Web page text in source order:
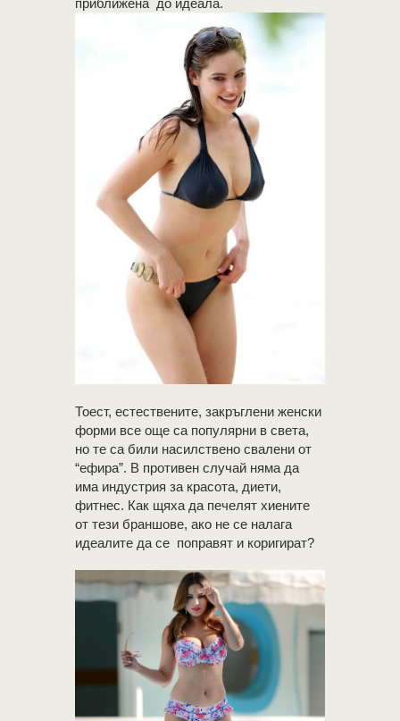
приближена до идеала.
Тоест, естествените, закръглени женски
форми все още са популярни в света,
но те са били насилствено свалени от
“ефира”. В противен случай няма да
има индустрия за красота, диети,
фитнес. Как щяха да печелят хиените
от тези браншове, ако не се налага
идеалите да се поправят и коригират?